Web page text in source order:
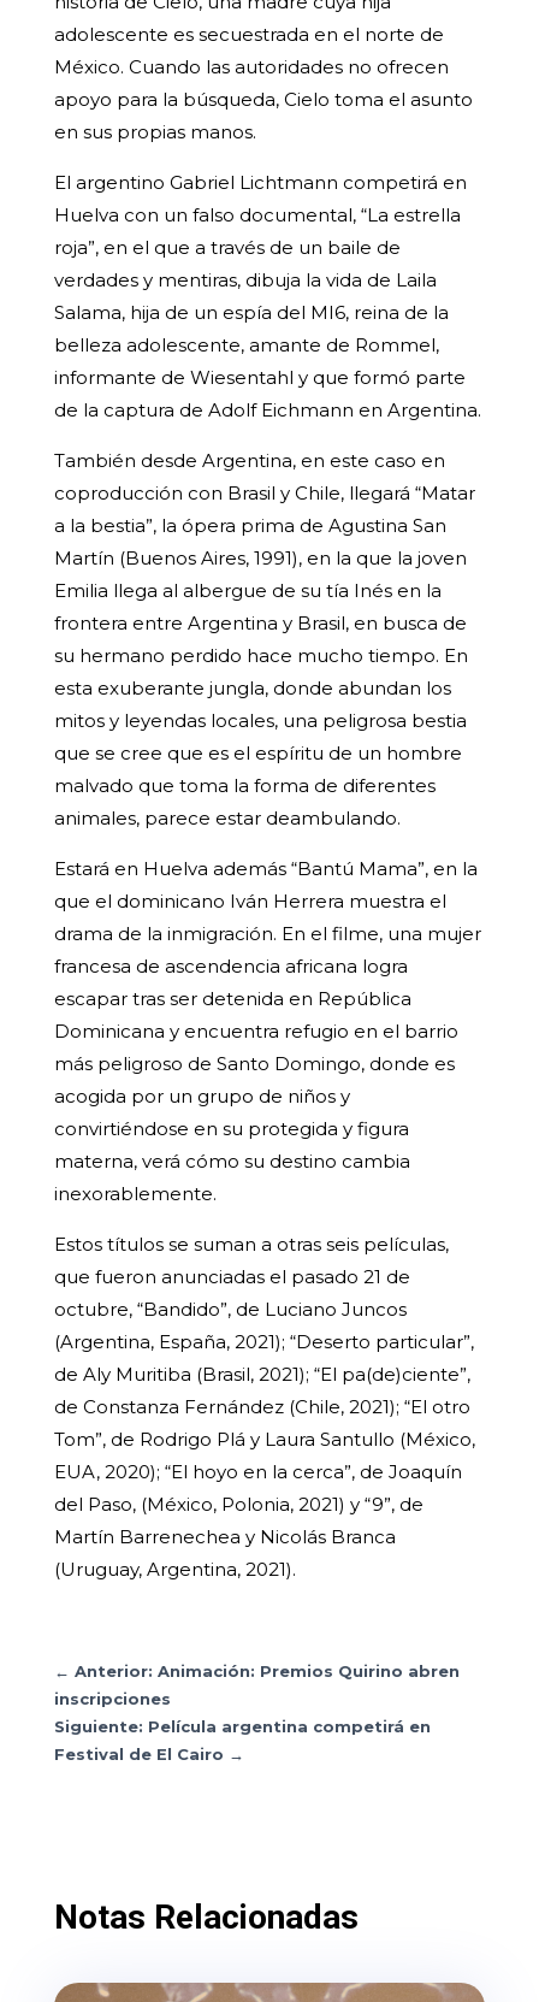
adolescente es secuestrada en el norte de
México. Cuando las autoridades no ofrecen
apoyo para la búsqueda, Cielo toma el asunto
en sus propias manos.
El argentino Gabriel Lichtmann competirá en
Huelva con un falso documental, “La estrella
roja”, en el que a través de un baile de
verdades y mentiras, dibuja la vida de Laila
Salama, hija de un espía del MI6, reina de la
belleza adolescente, amante de Rommel,
informante de Wiesentahl y que formó parte
de la captura de Adolf Eichmann en Argentina.
También desde Argentina, en este caso en
coproducción con Brasil y Chile, llegará “Matar
a la bestia”, la ópera prima de Agustina San
Martín (Buenos Aires, 1991), en la que la joven
Emilia llega al albergue de su tía Inés en la
frontera entre Argentina y Brasil, en busca de
su hermano perdido hace mucho tiempo. En
esta exuberante jungla, donde abundan los
mitos y leyendas locales, una peligrosa bestia
que se cree que es el espíritu de un hombre
malvado que toma la forma de diferentes
animales, parece estar deambulando.
Estará en Huelva además “Bantú Mama”, en la
que el dominicano Iván Herrera muestra el
drama de la inmigración. En el filme, una mujer
francesa de ascendencia africana logra
escapar tras ser detenida en República
Dominicana y encuentra refugio en el barrio
más peligroso de Santo Domingo, donde es
acogida por un grupo de niños y
convirtiéndose en su protegida y figura
materna, verá cómo su destino cambia
inexorablemente.
Estos títulos se suman a otras seis películas,
que fueron anunciadas el pasado 21 de
octubre, “Bandido”, de Luciano Juncos
(Argentina, España, 2021); “Deserto particular”,
de Aly Muritiba (Brasil, 2021); “El pa(de)ciente”,
de Constanza Fernández (Chile, 2021); “El otro
Tom”, de Rodrigo Plá y Laura Santullo (México,
EUA, 2020); “El hoyo en la cerca”, de Joaquín
del Paso, (México, Polonia, 2021) y “9”, de
Martín Barrenechea y Nicolás Branca
(Uruguay, Argentina, 2021).
← Anterior: Animación: Premios Quirino abren
inscripciones
Siguiente: Película argentina competirá en
Festival de El Cairo →
Notas Relacionadas